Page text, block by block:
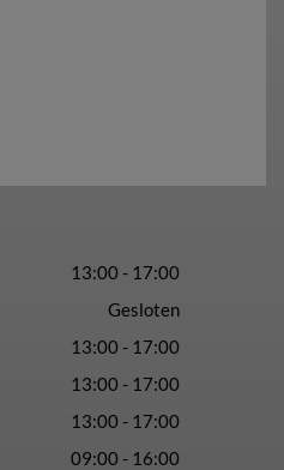
13:00 - 17:00
Gesloten
13:00 - 17:00
13:00 - 17:00
13:00 - 17:00
09:00 - 16:00